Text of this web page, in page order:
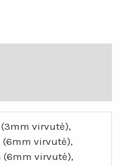
(3mm virvutė),
(6mm virvutė),
(6mm virvutė),